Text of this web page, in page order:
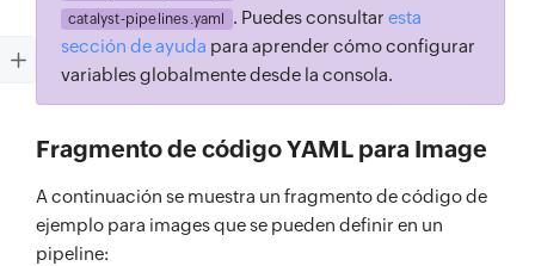
catalyst-pipelines.yaml . Puedes consultar esta
sección de ayuda para aprender cómo configurar
variables globalmente desde la consola.
Fragmento de código YAML para Image
A continuación se muestra un fragmento de código de
ejemplo para images que se pueden definir en un
pipeline: